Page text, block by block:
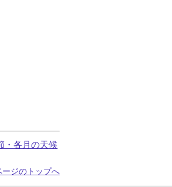
・各月の天候
ージのトップへ